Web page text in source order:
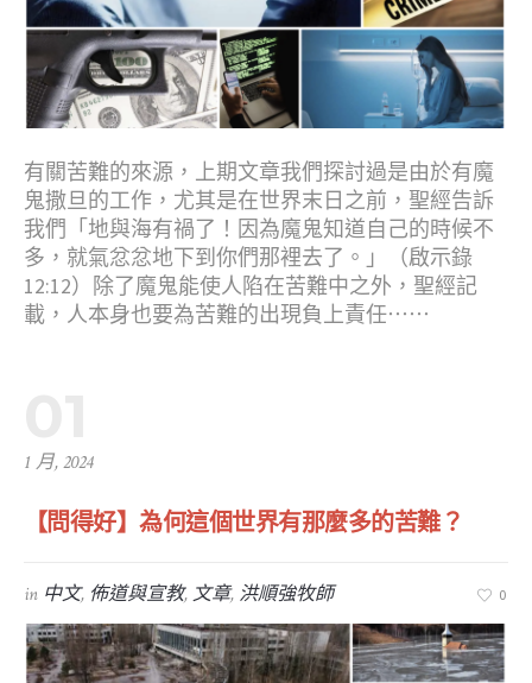
有關苦難的來源，上期文章我們探討過是由於有魔
鬼撒旦的工作，尤其是在世界末日之前，聖經告訴
我們「地與海有禍了！因為魔鬼知道自己的時候不
多，就氣忿忿地下到你們那裡去了。」（啟示錄
12:12）除了魔鬼能使人陷在苦難中之外，聖經記
載，人本身也要為苦難的出現負上責任⋯⋯
1 月, 2024
【問得好】為何這個世界有那麼多的苦難？
in 中文, 佈道與宣教,文章, 洪順強牧師 0